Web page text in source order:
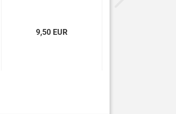
9,50 EUR